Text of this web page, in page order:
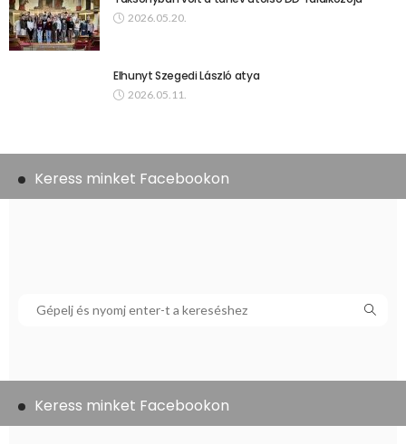
2026.05.20.
Elhunyt Szegedi László atya
2026.05.11.
Keress minket Facebookon
Keress minket Facebookon